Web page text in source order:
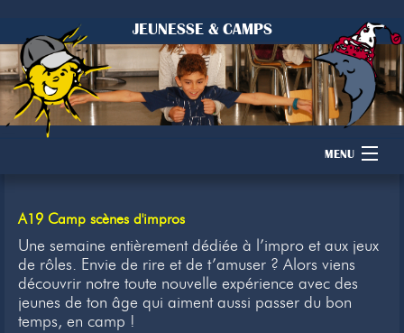
JEUNESSE & CAMPS
MENU
Camps
Dons
A19 Camp scènes d'impros
Une semaine entièrement dédiée à l’impro et aux jeux
de rôles. Envie de rire et de t’amuser ? Alors viens
découvrir notre toute nouvelle expérience avec des
jeunes de ton âge qui aiment aussi passer du bon
temps, en camp !